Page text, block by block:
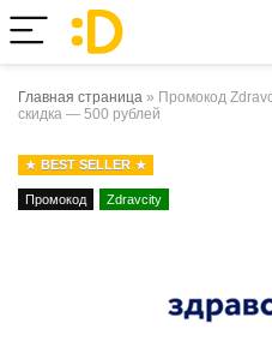
Главная страница » Промокод
скидка — 500 рублей
BEST SELLER
Промокод Zdravcity